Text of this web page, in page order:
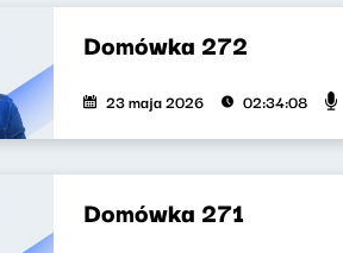
Domówka 272
23 maja 2026 02:34:08
Domówka 271